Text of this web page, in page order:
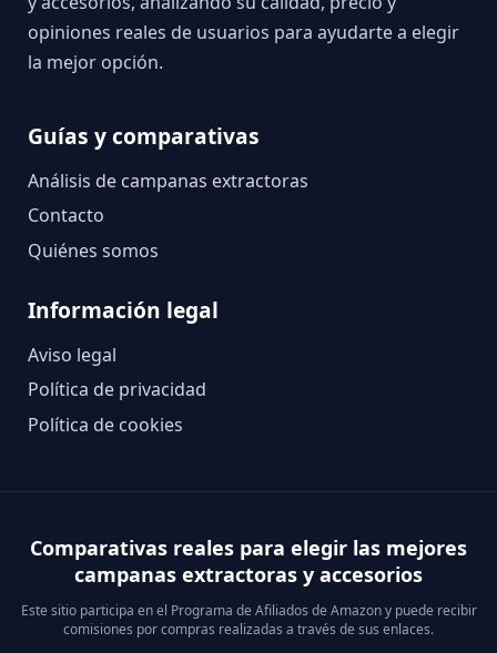
opiniones reales de usuarios para ayudarte a elegir
la mejor opción.
Guías y comparativas
Análisis de campanas extractoras
Contacto
Quiénes somos
Información legal
Aviso legal
Política de privacidad
Política de cookies
Comparativas reales para elegir las mejores
campanas extractoras y accesorios
Este sitio participa en el Programa de Afiliados de Amazon y puede recibir
comisiones por compras realizadas a través de sus enlaces.